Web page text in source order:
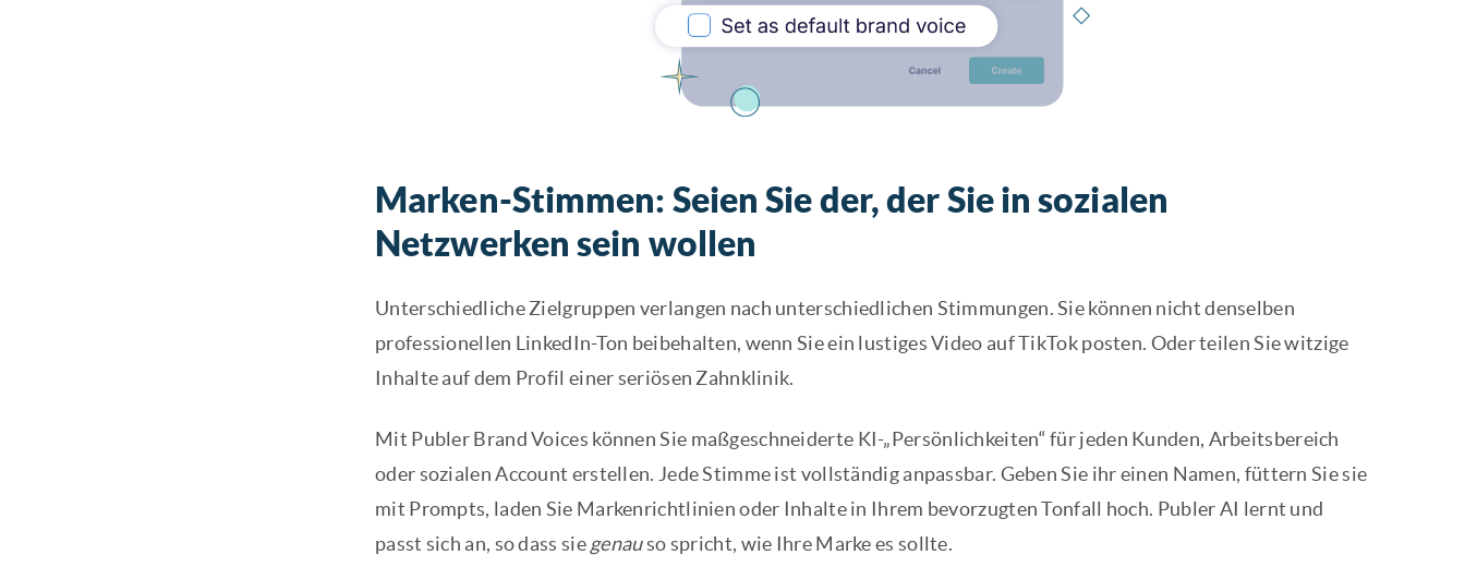
Marken-Stimmen: Seien Sie der, der Sie in sozialen
Netzwerken sein wollen
Unterschiedliche Zielgruppen verlangen nach unterschiedlichen Stimmungen. Sie können nicht denselben
professionellen LinkedIn-Ton beibehalten, wenn Sie ein lustiges Video auf TikTok posten. Oder teilen Sie witzige
Inhalte auf dem Profil einer seriösen Zahnklinik.
Mit Publer Brand Voices können Sie maßgeschneiderte KI-„Persönlichkeiten“ für jeden Kunden, Arbeitsbereich
oder sozialen Account erstellen. Jede Stimme ist vollständig anpassbar. Geben Sie ihr einen Namen, füttern Sie sie
mit Prompts, laden Sie Markenrichtlinien oder Inhalte in Ihrem bevorzugten Tonfall hoch. Publer AI lernt und
passt sich an, so dass siegenauso spricht, wie Ihre Marke es sollte.